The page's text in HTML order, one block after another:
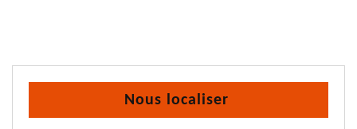
Nous localiser